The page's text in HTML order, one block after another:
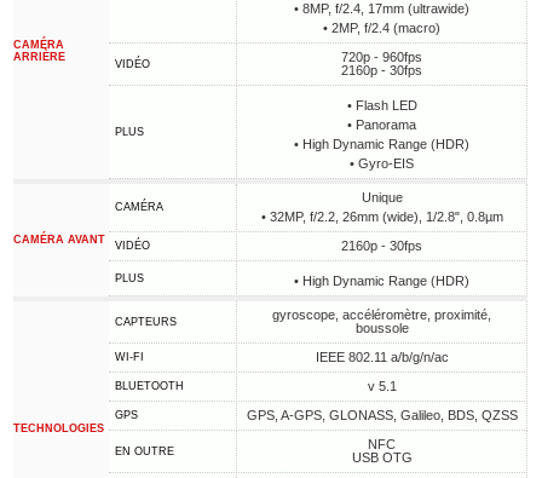
CAMÉRA
ARRIÈRE
• 8MP, f/2.4, 17mm (ultrawide)
• 2MP, f/2.4 (macro)
VIDÉO
720p - 960fps
2160p - 30fps
PLUS
• Flash LED
• Panorama
• High Dynamic Range (HDR)
• Gyro-EIS
CAMÉRA AVANT
CAMÉRA
Unique
• 32MP, f/2.2, 26mm (wide), 1/2.8", 0.8µm
VIDÉO 2160p - 30fps
PLUS • High Dynamic Range (HDR)
TECHNOLOGIES
CAPTEURS
gyroscope, accéléromètre, proximité,
boussole
WI-FI IEEE 802.11 a/b/g/n/ac
BLUETOOTH v 5.1
GPS GPS, A-GPS, GLONASS, Galileo, BDS, QZSS
EN OUTRE
NFC
USB OTG